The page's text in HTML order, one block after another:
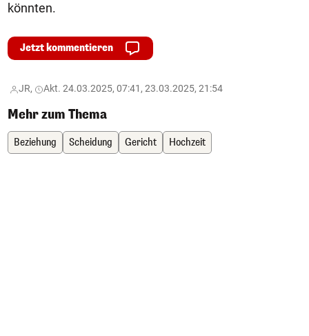
könnten.
Jetzt kommentieren
JR, Akt. 24.03.2025, 07:41, 23.03.2025, 21:54
Mehr zum Thema
Beziehung Scheidung Gericht Hochzeit